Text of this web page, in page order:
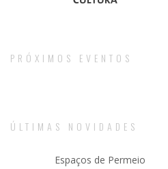
PRÓXIMOS EVENTOS
ÚLTIMAS NOVIDADES
Espaços de Permeio